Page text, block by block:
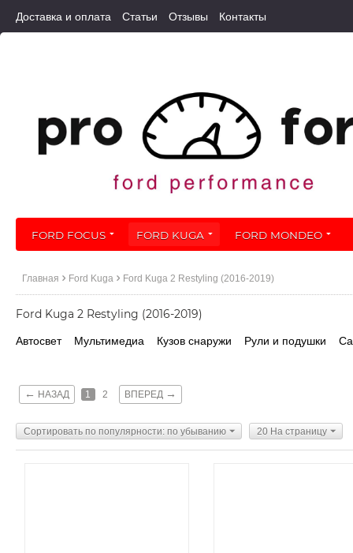
Доставка и оплата Статьи Отзывы Контакты
FORD FOCUS FORD KUGA FORD MONDEO
Главная Ford Kuga Ford Kuga 2 Restyling (2016-2019)
Ford Kuga 2 Restyling (2016-2019)
Автосвет Мультимедиа Кузов снаружи Рули и подушки
← НАЗАД 1 2 ВПЕРЕД →
Сортировать по популярности: по убыванию 20 На страницу